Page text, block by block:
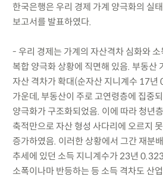
한국은행은 우리 경제 가계 양극화의 실
보고서를 발표하였다.
- 우리 경제는 가계의 자산격차 심화와
복합 양극화 상황에 직면해 있음. 부동산
자산 격차가 확대(순자산 지니계수 17
가운데, 부동산이 주로 고연령층에 집중
양극화가 구조화되었음. 이에 따라 청년
축적만으로 자산 형성 사다리에 오르지
증가하였음. 이러한 상황에서 그간 재분
추세에 있던 소득 지니계수가 23년
소폭이나마 반등하는 등 소득 격차도 산